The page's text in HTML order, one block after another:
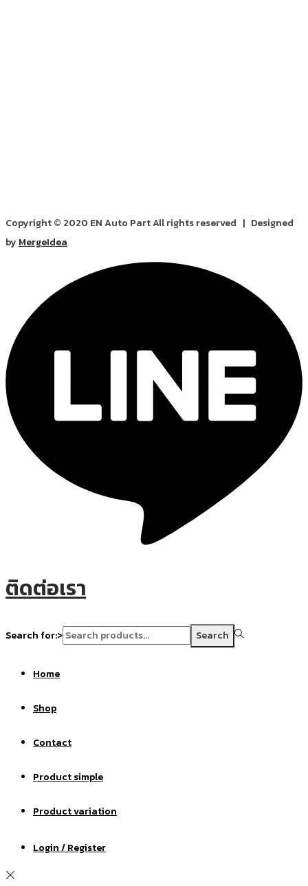
Copyright © 2020 EN Auto Part All rights reserved | Designed
by MergeIdea
ติดต่อเรา
Search for:> Search
Home
Shop
Contact
Product simple
Product variation
Login / Register